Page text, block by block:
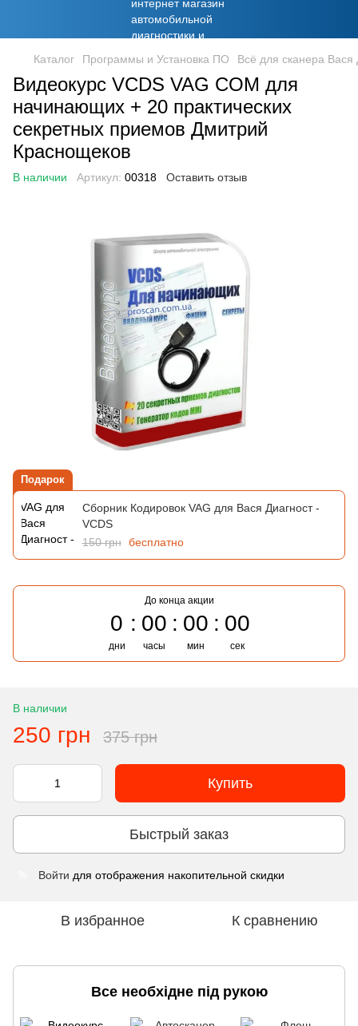
Каталог Программы и Установка ПО Всё для сканера Вася
Видеокурс VCDS VAG COM для
начинающих + 20 практических
секретных приемов Дмитрий
Краснощеков
В наличии Артикул: 00318 Оставить отзыв
Подарок
Сборник Кодировок VAG для Вася Диагност -
VCDS
150 грн бесплатно
До конца акции
0
дни
00
часы
00
мин
00
сек
В наличии
250 грн 375 грн
Купить
Быстрый заказ
Войти для отображения накопительной скидки
В избранное К сравнению
Все необхідне під рукою